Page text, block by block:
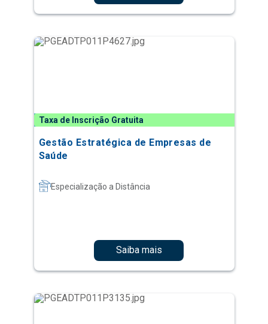
Taxa de Inscrição Gratuita
Gestão Estratégica de Empresas de
Saúde
Especialização a Distância
Saiba mais